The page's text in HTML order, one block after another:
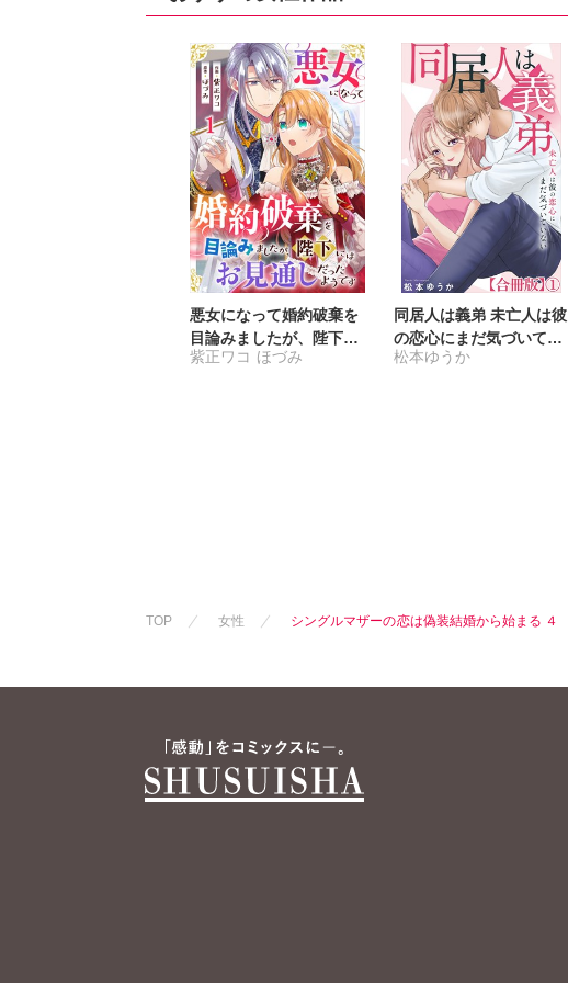
悪女になって婚約破棄を
目論みましたが、陛下に
はお見通しだったようで
紫正ワコ ほづみ
同居人は義弟 未亡人は彼
の恋心にまだ気づいてい
ない【合冊版】
松本ゆうか
TOP 女性 シングルマザーの恋は偽装結婚から始まる ４